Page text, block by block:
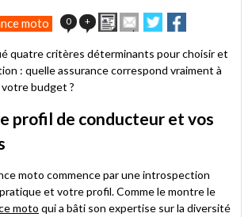
moto 0 + ImprimerEnvoyer
cet
à
un
Partager
sur
sur
quatre critères déterminants pour choisir et
: quelle assurance correspond vraiment à
budget ?
profil de conducteur et vos
moto commence par une introspection
et votre profil. Comme le montre le
moto qui a bâti son expertise sur la diversité